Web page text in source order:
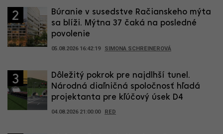
2
Búranie v susedstve Račianskeho mýta
sa blíži. Mýtna 37 čaká na posledné
povolenie
05.08.2026 16:42:19 SIMONA SCHREINEROVÁ
3
Dôležitý pokrok pre najdlhší tunel.
Národná diaľničná spoločnosť hľadá
projektanta pre kľúčový úsek D4
04.08.2026 21:00:00 RED